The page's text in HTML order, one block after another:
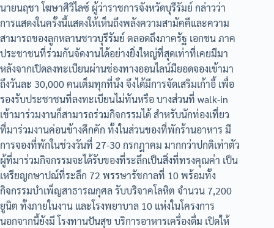
นายนฤชา โฆษาศิวิไลซ์ ผู้ว่าราชการจังหวัดบุรีรัมย์ กล่าวว่า
การแสดงในครั้งนี้แสดงให้เห็นถึงพลังความสามัคคีและความ
สามารถของลูกหลานชาวบุรีรัมย์ ตลอดถึงภาครัฐ เอกชน ภาค
ประชาชนที่ร่วมกันจัดงานได้อย่างยิ่งใหญ่ที่สุดเท่าที่เคยมีมา
หลังจากเปิดลงทะเบียนผ่านช่องทางออนไลน์มียอดจองเข้ามา
ถึงวันละ 30,000 คนเต็มทุกที่นั่ง จึงได้มีการจัดเสริมเก้าอี้ เพื่อ
รองรับประชาชนที่ลงทะเบียนไม่ทันหรือ บางส่วนที่ walk-in
เข้ามาร่วมงานก็สามารถร่วมกิจกรรมได้ สำหรับนักท่องเที่ยว
ที่มาร่วมงานค่อนข้างคึกคัก ทั้งในส่วนของที่พักร้านอาหาร มี
การจองที่พักในช่วงวันที่ 27-30 กรกฎาคม มากกว่าปกติเท่าตัว
ผู้ที่มาร่วมกิจกรรมจะได้รับของที่ระลึกเป็นสิ่งที่ทรงคุณค่า เป็น
เหรียญกษาปณ์ที่ระลึก 72 พรรษารัชกาลที่ 10 พร้อมทั้ง
กิจกรรมบำเพ็ญสาธารณกุศล รับบริจาคโลหิต จำนวน 7,200
ยูนิต ทั้งภายในงาน และโรงพยาบาล 10 แห่งในโครงการ
นอกจากนี้ยังมี โรงทานปันสุข บริการอาหารเครื่องดื่ม เปิดให้